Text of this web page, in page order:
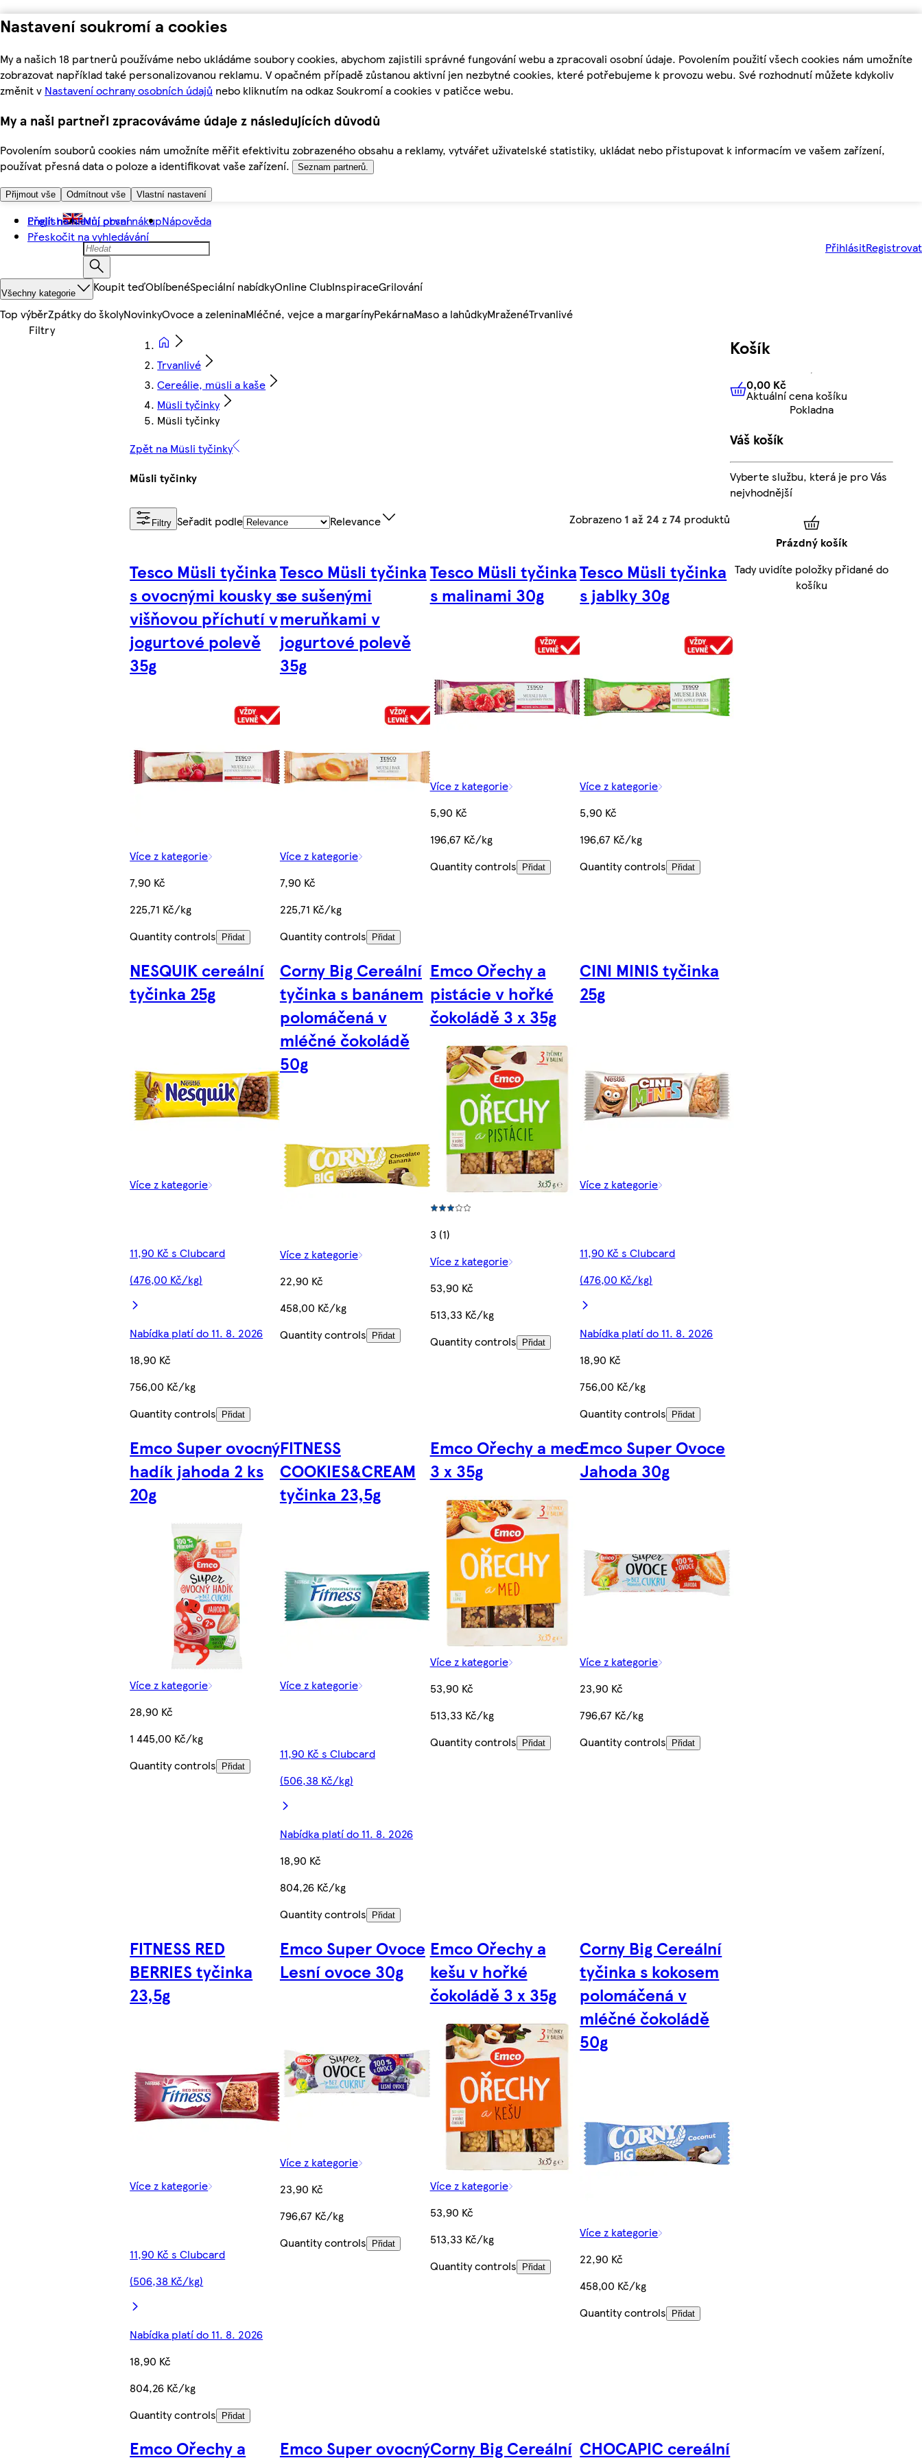
Nastavení soukromí a cookies
My a našich 18 partnerů používáme nebo ukládáme soubory cookies, abychom zajistili správné fungování webu a zpracovali osobní údaje. Povolením použití všech cookies nám umožníte
zobrazovat například také personalizovanou reklamu. V opačném případě zůstanou aktivní jen nezbytné cookies, které potřebujeme k provozu webu. Své rozhodnutí můžete kdykoliv
změnit v Nastavení ochrany osobních údajů nebo kliknutím na odkaz Soukromí a cookies v patičce webu.
My a naši partneři zpracováváme údaje z následujících důvodů
Povolením souborů cookies nám umožníte měřit efektivitu zobrazeného obsahu a reklamy, vytvářet uživatelské statistiky, ukládat nebo přistupovat k informacím ve vašem zařízení,
používat přesná data o poloze a identifikovat vaše zařízení.
Seznam partnerů.
Přijmout vše Odmítnout vše Vlastní nastavení
Přejít na hlavní obsah
Přeskočit na vyhledávání
English Můj první nákupNápověda
PřihlásitRegistrovat
Všechny kategorie Koupit teďOblíbenéSpeciální nabídkyOnline ClubInspiraceGrilování
Top výběrZpátky do školyNovinkyOvoce a zeleninaMléčné, vejce a margarínyPekárnaMaso a lahůdkyMraženéTrvanlivé
Trvanlivé
Cereálie, müsli a kaše
Müsli tyčinky
Müsli tyčinky
Zpět na Müsli tyčinky
Müsli tyčinky
Filtry Seřadit podle Relevance Zobrazeno 1 až 24 z74 produktů
Tesco Müsli tyčinka
s ovocnými kousky s
višňovou příchutí v
jogurtové polevě
35g
Více z kategorie
7,90 Kč
225,71 Kč/kg
Quantity controls
Přidat
Tesco Müsli tyčinka
se sušenými
meruňkami v
jogurtové polevě
35g
Více z kategorie
7,90 Kč
225,71 Kč/kg
Quantity controls
Přidat
Tesco Müsli tyčinka
s malinami 30g
Více z kategorie
5,90 Kč
196,67 Kč/kg
Quantity controls
Přidat
Tesco Müsli tyčinka
s jablky 30g
Více z kategorie
5,90 Kč
196,67 Kč/kg
Quantity controls
Přidat
NESQUIK cereální
tyčinka 25g
Více z kategorie
11,90 Kč s Clubcard
(476,00 Kč/kg)
Nabídka platí do 11. 8. 2026
18,90 Kč
756,00 Kč/kg
Quantity controls
Přidat
Corny Big Cereální
tyčinka s banánem
polomáčená v
mléčné čokoládě
50g
Více z kategorie
22,90 Kč
458,00 Kč/kg
Quantity controls
Přidat
Emco Ořechy a
pistácie v hořké
čokoládě 3 x 35g
3 (1)
Více z kategorie
53,90 Kč
513,33 Kč/kg
Quantity controls
Přidat
CINI MINIS tyčinka
25g
Více z kategorie
11,90 Kč s Clubcard
(476,00 Kč/kg)
Nabídka platí do 11. 8. 2026
18,90 Kč
756,00 Kč/kg
Quantity controls
Přidat
Emco Super ovocný
hadík jahoda 2 ks
20g
Více z kategorie
28,90 Kč
1 445,00 Kč/kg
Quantity controls Přidat
FITNESS
COOKIES&CREAM
tyčinka 23,5g
Více z kategorie
11,90 Kč s Clubcard
(506,38 Kč/kg)
Nabídka platí do 11. 8. 2026
18,90 Kč
804,26 Kč/kg
Quantity controls
Přidat
Emco Ořechy a med
3 x 35g
Více z kategorie
53,90 Kč
513,33 Kč/kg
Quantity controls
Přidat
Emco Super Ovoce
Jahoda 30g
Více z kategorie
23,90 Kč
796,67 Kč/kg
Quantity controls Přidat
FITNESS RED
BERRIES tyčinka
23,5g
Více z kategorie
11,90 Kč s Clubcard
(506,38 Kč/kg)
Nabídka platí do 11. 8. 2026
18,90 Kč
804,26 Kč/kg
Quantity controls Přidat
Emco Super Ovoce
Lesní ovoce 30g
Více z kategorie
23,90 Kč
796,67 Kč/kg
Quantity controls
Přidat
Emco Ořechy a
kešu v hořké
čokoládě 3 x 35g
Více z kategorie
53,90 Kč
513,33 Kč/kg
Quantity controls
Přidat
Corny Big Cereální
tyčinka s kokosem
polomáčená v
mléčné čokoládě
50g
Více z kategorie
22,90 Kč
458,00 Kč/kg
Quantity controls Přidat
Emco Ořechy a Emco Super ovocnýCorny Big Cereální CHOCAPIC cereální
Košík
0,00 KčAktuální cena košíku
0,00 Kč
Aktuální cena košíku
Pokladna
Váš košík
Vyberte službu, která je pro Vás
nejvhodnější
Prázdný košík
Tady uvidíte položky přidané do
košíku